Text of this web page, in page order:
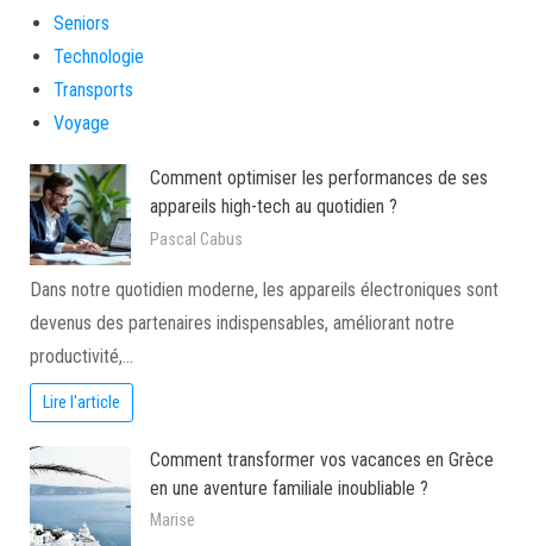
Seniors
Technologie
Transports
Voyage
Comment optimiser les performances de ses
appareils high-tech au quotidien ?
Pascal Cabus
Dans notre quotidien moderne, les appareils électroniques sont
devenus des partenaires indispensables, améliorant notre
productivité,…
Lire l'article
Comment transformer vos vacances en Grèce
en une aventure familiale inoubliable ?
Marise